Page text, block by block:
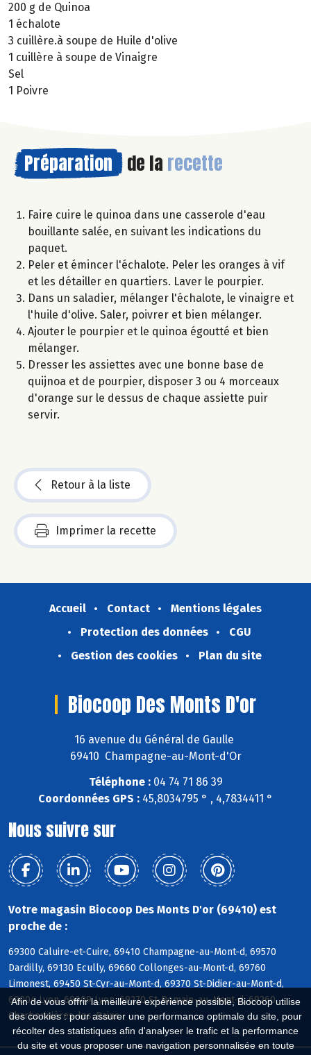
Afin de vous offrir la meilleure expérience possible, Biocoop utilise
des cookies : pour assurer une performance optimale du site, pour
récolter des statistiques afin d'analyser le trafic et la performance
du site et vous proposer une navigation personnalisée en toute
200 g de Quinoa
1 échalote
3 cuillère.à soupe de Huile d'olive
1 cuillère à soupe de Vinaigre
Sel
1 Poivre
Préparation de la recette
Faire cuire le quinoa dans une casserole d'eau
bouillante salée, en suivant les indications du
paquet.
Peler et émincer l'échalote. Peler les oranges à vif
et les détailler en quartiers. Laver le pourpier.
Dans un saladier, mélanger l'échalote, le vinaigre et
l'huile d'olive. Saler, poivrer et bien mélanger.
Ajouter le pourpier et le quinoa égoutté et bien
mélanger.
Dresser les assiettes avec une bonne base de
quijnoa et de pourpier, disposer 3 ou 4 morceaux
d'orange sur le dessus de chaque assiette puir
servir.
Retour à la liste
Imprimer la recette
Accueil Contact
Mentions légales
Protection des données
CGU
Gestion des cookies
Plan du site
Biocoop Des Monts D'or
16 avenue du Général de Gaulle
69410 Champagne-au-Mont-d'Or
Téléphone :04 74 71 86 39
Coordonnées GPS : 45,8034795 ° , 4,7834411 °
Nous suivre sur
Votre magasin Biocoop Des Monts D'or (69410) est
proche de :
69300 Caluire-et-Cuire, 69410 Champagne-au-Mont-d, 69570
Dardilly, 69130 Ecully, 69660 Collonges-au-Mont-d, 69760
Limonest, 69450 St-Cyr-au-Mont-d, 69370 St-Didier-au-Mont-d,
69004 Lyon, 69009 Lyon, 69270 St-Romain-au-Mont-d, 69260
Charbonnières-les-Bains